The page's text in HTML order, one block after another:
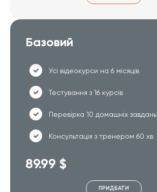
Базовий
Усі відеокурси на 6 місяців
Тестування з 16 курсів
Перевірка 10 домашніх завдань
Консультація з тренером 60 хв
89.99 $
ПРИДБАТИ